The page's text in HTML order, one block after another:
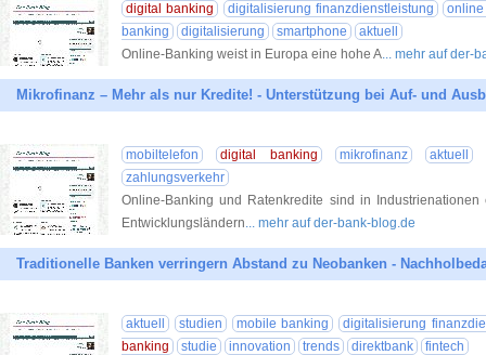
digital banking digitalisierung finanzdienstleistung
banking
digitalisierung smartphone
aktuell
Online-Banking weist in Europa eine hohe A... mehr auf der-
Mikrofinanz – Mehr als nur Kredite! - Unterstützung bei Auf- und
mobiltelefon digital banking mikrofinanz
aktuell
zahlungsverkehr
Online-Banking und Ratenkredite sind in
Entwicklungsländern... mehr auf der-bank-blog.de
Traditionelle Banken verringern Abstand zu Neobanken -
aktuell studien mobile banking
digitalisierung
banking
studie innovation trends direktbank
fintech